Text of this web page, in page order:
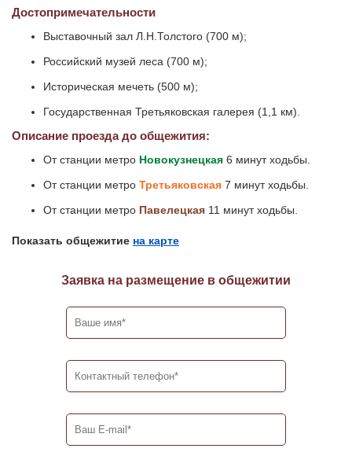
Достопримечательности
Выставочный зал Л.Н.Толстого (700 м);
Российский музей леса (700 м);
Историческая мечеть (500 м);
Государственная Третьяковская галерея (1,1 км).
Описание проезда до общежития:
От станции метро Новокузнецкая 6 минут ходьбы.
От станции метро Третьяковская 7 минут ходьбы.
От станции метро Павелецкая 11 минут ходьбы.
Показать общежитие на карте
Заявка на размещение в общежитии